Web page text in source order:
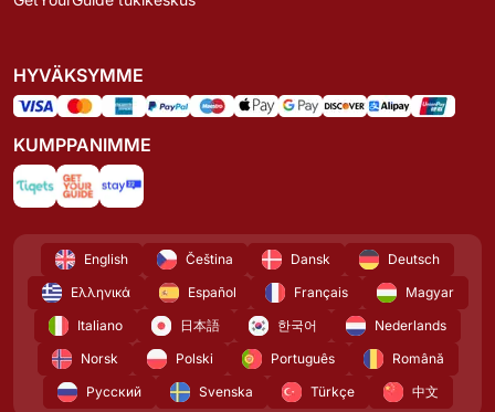
HYVÄKSYMME
KUMPPANIMME
English Čeština Dansk
Deutsch
Ελληνικά
Español Français
Magyar
Italiano
日本語 한국어
Nederlands
Norsk
Polski Português
Română
Русский
Svenska Türkçe 中文